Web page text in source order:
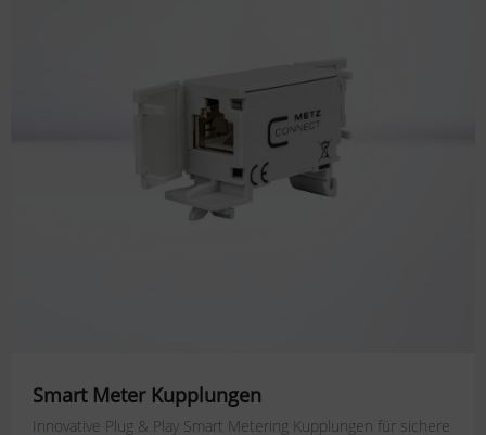
Smart Meter Kupplungen
Innovative Plug & Play Smart Metering Kupplungen für sichere